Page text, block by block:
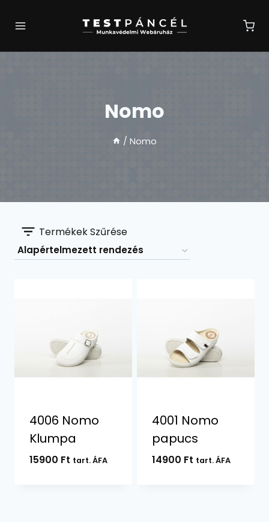
Nomo
/ Nomo
Termékek Szűrése
4006 Nomo
Klumpa
15900 Ft tart. ÁFA
4001 Nomo
papucs
14900 Ft tart. ÁFA